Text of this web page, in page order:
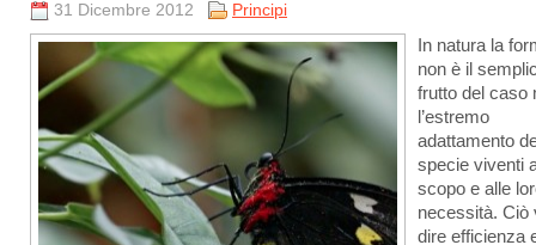
31 Dicembre 2012 Principi
In natura la
non è il
frutto del caso
l’estremo
adattamento
specie viventi
scopo e alle
necessità. Ciò
dire efficienza